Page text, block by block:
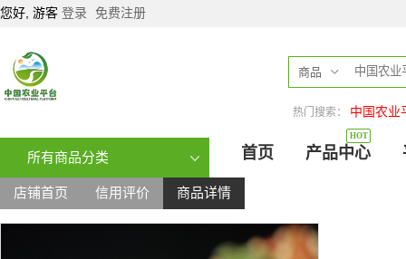
您好, 游客 登录 免费注册
商品
热门搜索： 中国农业
所有商品分类 首页 产品中心
HOT
店铺首页 信用评价 商品详情